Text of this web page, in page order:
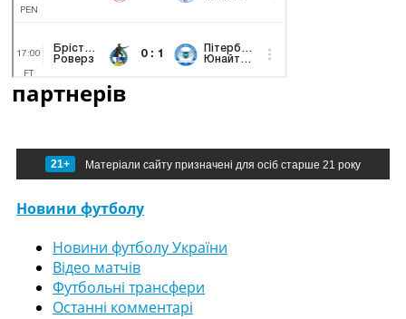
партнерів
21+ Матеріали сайту призначені для осіб старше 21 року
Новини футболу
Новини футболу України
Відео матчів
Футбольні трансфери
Останні комментарі